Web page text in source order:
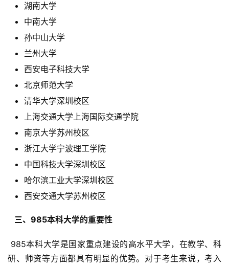
湖南大学
中南大学
孙中山大学
兰州大学
西安电子科技大学
北京师范大学
清华大学深圳校区
上海交通大学上海国际交通学院
南京大学苏州校区
浙江大学宁波理工学院
中国科技大学深圳校区
哈尔滨工业大学深圳校区
西安交通大学苏州校区
  三、985本科大学的重要性
研、师资等方面都具有明显的优势。对于考生来说，考入